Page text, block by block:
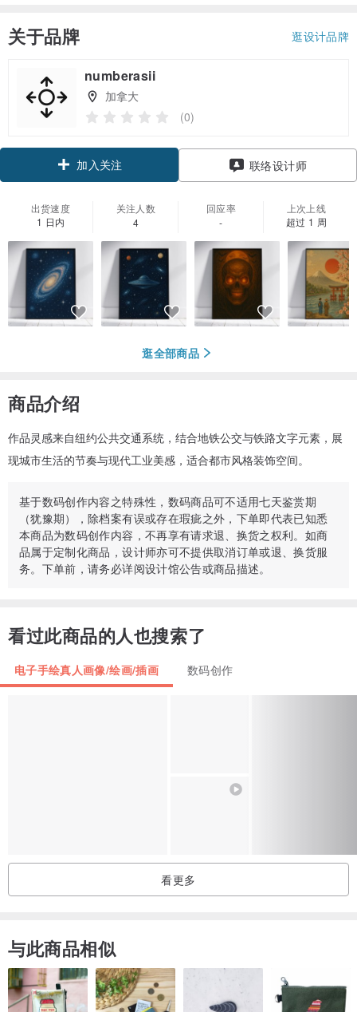
关于品牌 逛设计品牌
numberasii
加拿大
(0)
加入关注 联络设计师
出货速度
1 日内
关注人数
4
回应率
-
上次上线
超过 1 周
逛全部商品
商品介绍
作品灵感来自纽约公共交通系统，结合地铁公交与铁路文字元素，展
现城市生活的节奏与现代工业美感，适合都市风格装饰空间。
基于数码创作内容之特殊性，数码商品可不适用七天鉴赏期
（犹豫期），除档案有误或存在瑕疵之外，下单即代表已知悉
本商品为数码创作内容，不再享有请求退、换货之权利。如商
品属于定制化商品，设计师亦可不提供取消订单或退、换货服
务。下单前，请务必详阅设计馆公告或商品描述。
看过此商品的人也搜索了
电子手绘真人画像/绘画/插画 数码创作
看更多
与此商品相似